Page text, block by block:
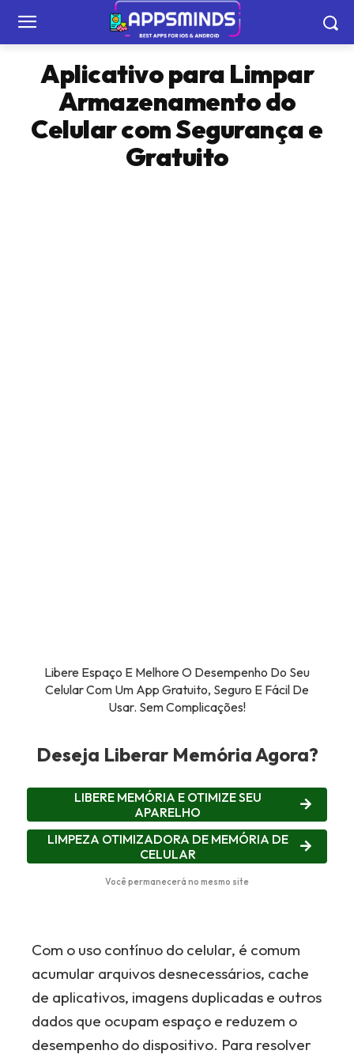
Aplicativo para Limpar
Armazenamento do
Celular com Segurança e
Gratuito
Libere Espaço E Melhore O Desempenho Do Seu
Celular Com Um App Gratuito, Seguro E Fácil De
Usar. Sem Complicações!
Deseja Liberar Memória Agora?
LIBERE MEMÓRIA E OTIMIZE SEU
APARELHO
LIMPEZA OTIMIZADORA DE MEMÓRIA DE
CELULAR
Você permanecerá no mesmo site
Com o uso contínuo do celular, é comum
acumular arquivos desnecessários, cache
de aplicativos, imagens duplicadas e outros
dados que ocupam espaço e reduzem o
desempenho do dispositivo. Para resolver